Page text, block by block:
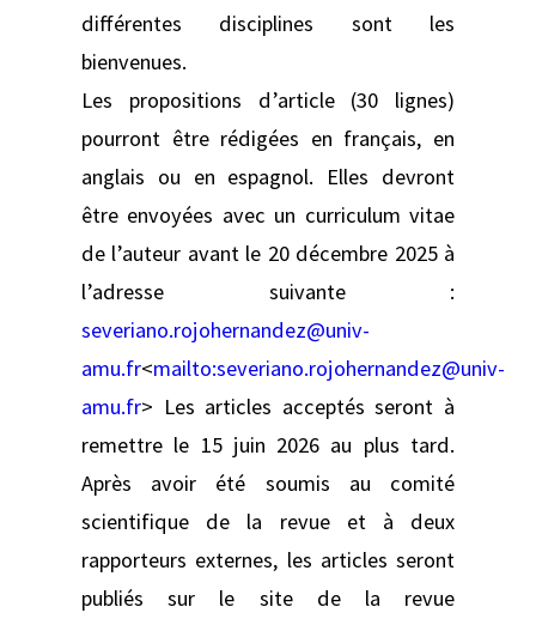
différentes disciplines sont les
bienvenues.
Les propositions d’article (30 lignes)
pourront être rédigées en français, en
anglais ou en espagnol. Elles devront
être envoyées avec un curriculum vitae
de l’auteur avant le 20 décembre 2025 à
l’adresse suivante :
severiano.rojohernandez@univ-
amu.fr<mailto:severiano.rojohernandez@univ-
amu.fr> Les articles acceptés seront à
remettre le 15 juin 2026 au plus tard.
Après avoir été soumis au comité
scientifique de la revue et à deux
rapporteurs externes, les articles seront
publiés sur le site de la revue